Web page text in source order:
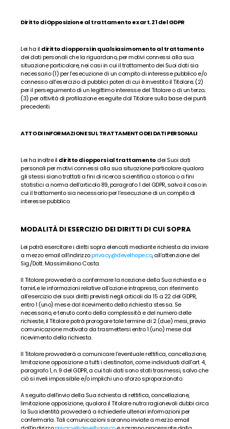
Diritto di Opposizione al trattamento ex art. 21 del GDPR
Lei ha il diritto di opporsi in qualsiasi momento al trattamento
dei dati personali che la riguardano, per motivi connessi alla sua
situazione particolare, nei casi in cui il trattamento dei Suoi dati sia
necessario (1) per l’esecuzione di un compito di interesse pubblico e/o
connesso all’esercizio di pubblici poteri di cui è investito il Titolare; (2)
per il perseguimento di un legittimo interesse del Titolare o di un terzo;
(3) per attività di profilazione eseguite dal Titolare sulla base dei punti
precedenti.
ATTO DI INFORMAZIONE SUL TRATTAMENTO DEI DATI PERSONALI
Lei ha inoltre il diritto di opporsi al trattamento dei Suoi dati
personali per motivi connessi alla sua situazione particolare qualora
gli stessi siano trattati a fini di ricerca scientifica o storica o a fini
statistici a norma dell’articolo 89, paragrafo 1 del GDPR, salvo il caso in
cui il trattamento sia necessario per l’esecuzione di un compito di
interesse pubblico.
MODALITÀ DI ESERCIZIO DEI DIRITTI DI CUI SOPRA
Lei potrà esercitare i diritti sopra elencati mediante richiesta da inviare
a mezzo email all’indirizzo privacy@develhope.co, all’attenzione del
Sig./Dott. Massimiliano Costa.
Il Titolare provvederà a confermare la ricezione della Sua richiesta e a
fornirLe le informazioni relative all’azione intrapresa, con riferimento
all’esercizio dei suoi diritti previsti negli articoli da 15 a 22 del GDPR,
entro 1 (uno) mese dal ricevimento della richiesta stessa. Se
necessario, e tenuto conto della complessità e del numero delle
richieste, il Titolare potrà prorogare tale termine di 2 (due) mesi, previa
comunicazione motivata da trasmettersi entro 1 (uno) mese dal
ricevimento della richiesta.
Il Titolare provvederà a comunicare l’eventuale rettifica, cancellazione,
limitazione opposizione a tutti i destinatari, come individuati dall’art. 4,
paragrafo 1, n. 9 del GDPR, a cui tali dati sono stati trasmessi, salvo che
ciò si riveli impossibile e/o implichi uno sforzo sproporzionato.
A seguito dell’invio della Sua richiesta di rettifica, cancellazione,
limitazione opposizione, qualora il Titolare nutra ragionevoli dubbi circa
la Sua identità provvederà a richiederle ulteriori informazioni per
confermarla. Tali comunicazioni saranno inviate a mezzo email